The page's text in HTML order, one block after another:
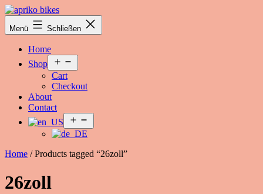
Zum
Inhalt
springen
Apriko
Bikes
Menü Schließen
Home
Shop
öffnen
Cart
Checkout
About
Contact
öffnen
Home / Products tagged “26zoll”
26zoll